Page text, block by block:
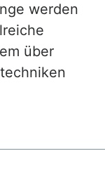
werden
über